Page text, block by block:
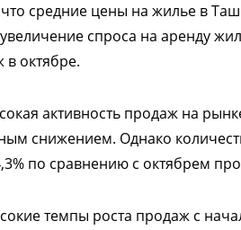
средние цены на жилье в
спроса на аренду
в октябре.
активность продаж на
снижением. Однако
по сравнению с октябрем
темпы роста продаж с